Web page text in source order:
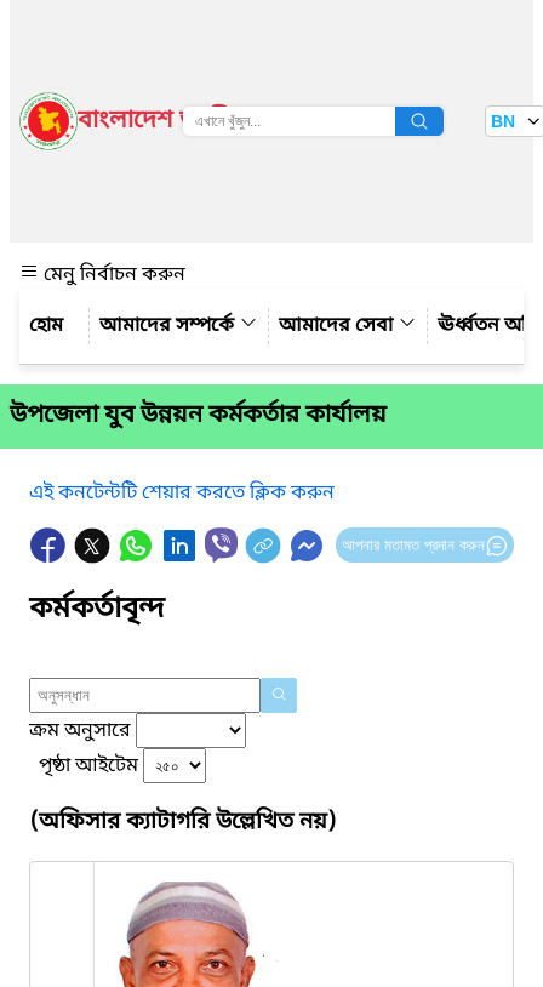
বাংলাদেশ জাতীয় তথ্য বাতায়ন BN
মেনু নির্বাচন করুন
আমাদের সম্পর্কে
আমাদের সেবা ঊর্ধ্বতন
উপজেলা যুব উন্নয়ন কর্মকর্তার কার্যালয়
এই কনটেন্টটি শেয়ার করতে ক্লিক করুন
আপনার মতামত প্রদান করুন
কর্মকর্তাবৃন্দ
ক্রম অনুসারে
পৃষ্ঠা আইটেম
(অফিসার ক্যাটাগরি উল্লেখিত নয়)